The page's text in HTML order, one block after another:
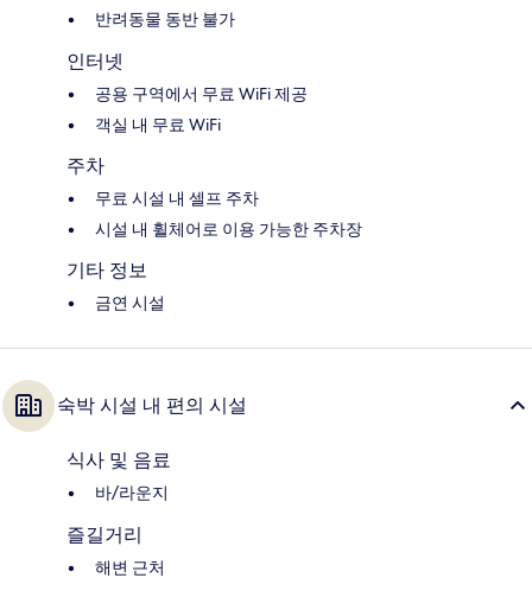
반려동물 동반 불가
인터넷
공용 구역에서 무료 WiFi 제공
객실 내 무료 WiFi
주차
무료 시설 내 셀프 주차
시설 내 휠체어로 이용 가능한 주차장
기타 정보
금연 시설
숙박 시설 내 편의 시설
식사 및 음료
바/라운지
즐길거리
해변 근처